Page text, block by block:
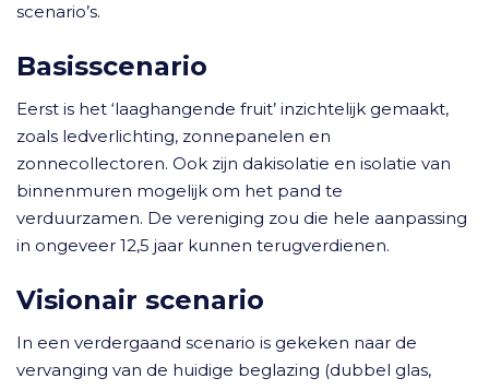
scenario’s.
Basisscenario
Eerst is het ‘laaghangende fruit’ inzichtelijk gemaakt,
zoals ledverlichting, zonnepanelen en
zonnecollectoren. Ook zijn dakisolatie en isolatie van
binnenmuren mogelijk om het pand te
verduurzamen. De vereniging zou die hele aanpassing
in ongeveer 12,5 jaar kunnen terugverdienen.
Visionair scenario
In een verdergaand scenario is gekeken naar de
vervanging van de huidige beglazing (dubbel glas,